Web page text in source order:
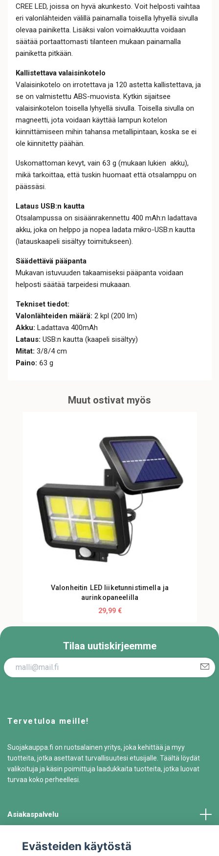
CREE LED, joissa on hyvä akunkesto. Voit helposti vaihtaa
eri valonlähteiden välillä painamalla toisella lyhyellä sivulla
olevaa painiketta. Lisäksi valon voimakkuutta voidaan
säätää portaattomasti tilanteen mukaan painamalla
painiketta pitkään.
Kallistettava valaisinkotelo
Valaisinkotelo on irrotettava ja 120 astetta kallistettava, ja
se on valmistettu ABS-muovista. Kytkin sijaitsee
valaisinkotelon toisella lyhyellä sivulla. Toisella sivulla on
magneetti, jota voidaan käyttää lampun kotelon
kiinnittämiseen mihin tahansa metallipintaan, koska se ei
ole kiinnitetty päähän.
Uskomattoman kevyt, vain 63 g (mukaan lukien akku),
mikä tarkoittaa, että tuskin huomaat että otsalamppu on
päässäsi.
Lataus USB:n kautta
Otsalampussa on sisäänrakennettu 400 mAh:n ladattava
akku, joka on helppo ja nopea ladata mikro-USB:n kautta
(latauskaapeli sisältyy toimitukseen).
Säädettävä pääpanta
Mukavan istuvuuden takaamiseksi pääpanta voidaan
helposti säätää tarpeidesi mukaaan.
Tekniset tiedot:
Valonlähteiden määrä: 2 kpl (200 lm)
Akku: Ladattava 400mAh
Lataus: USB:n kautta (kaapeli sisältyy)
Mitat: 3/8/4 cm
Paino: 63 g
Muut ostivat myös
Valonheitin LED liiketunnistimella ja
aurinkopaneelilla
29,99 €
Tilaa uutiskirjeemme
Tervetuloa meille!
Suojakauppa.fi on ruotsalainen yritys, joka kehittää ja myy
tuotteita, jotka asettavat turvallisuutesi etusijalle. Täältä löydät
valikoituja ja käsin poimittuja laadukkaita tuotteita, jotka luovat
turvaa koko perheellesi.
Asiakaspalvelu
TiedotEvästeiden käytöstä